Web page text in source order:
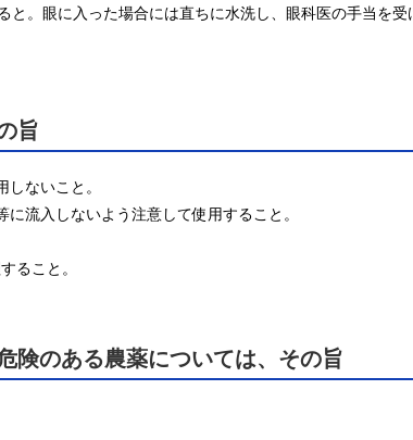
。眼に入った場合には直ちに水洗し、眼科医の手当を受
旨
ないこと。
流入しないよう注意して使用すること。
ること。
険のある農薬については、その旨